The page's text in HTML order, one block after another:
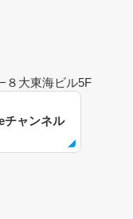
８大東海ビル5F
チャンネル